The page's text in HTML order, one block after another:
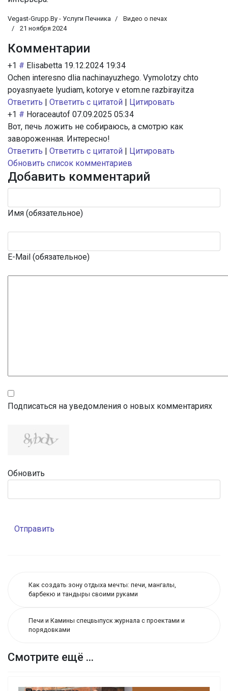
Vegast-Grupp.By - Услуги Печника
Видео о печах
21 ноября 2024
Комментарии
+1 # Elisabetta 19.12.2024 19:34
Ochen interesno dlia nachinayuzhego. Vymolotzy chto
poyasnyaete lyudiam, kotorye v etom.ne razbirayitza
Ответить | Ответить с цитатой | Цитировать
+1 # Horaceautof 07.09.2025 05:34
Вот, печь ложить не собираюсь, а смотрю как
завороженная. Интересно!
Ответить | Ответить с цитатой | Цитировать
Обновить список комментариев
Добавить комментарий
Имя (обязательное)
E-Mail (обязательное)
Подписаться на уведомления о новых комментариях
Обновить
Отправить
Как создать зону отдыха мечты: печи, мангалы,
барбекю и тандыры своими руками
Печи и Камины спецвыпуск журнала с проектами и
порядовками
Смотрите ещё ...